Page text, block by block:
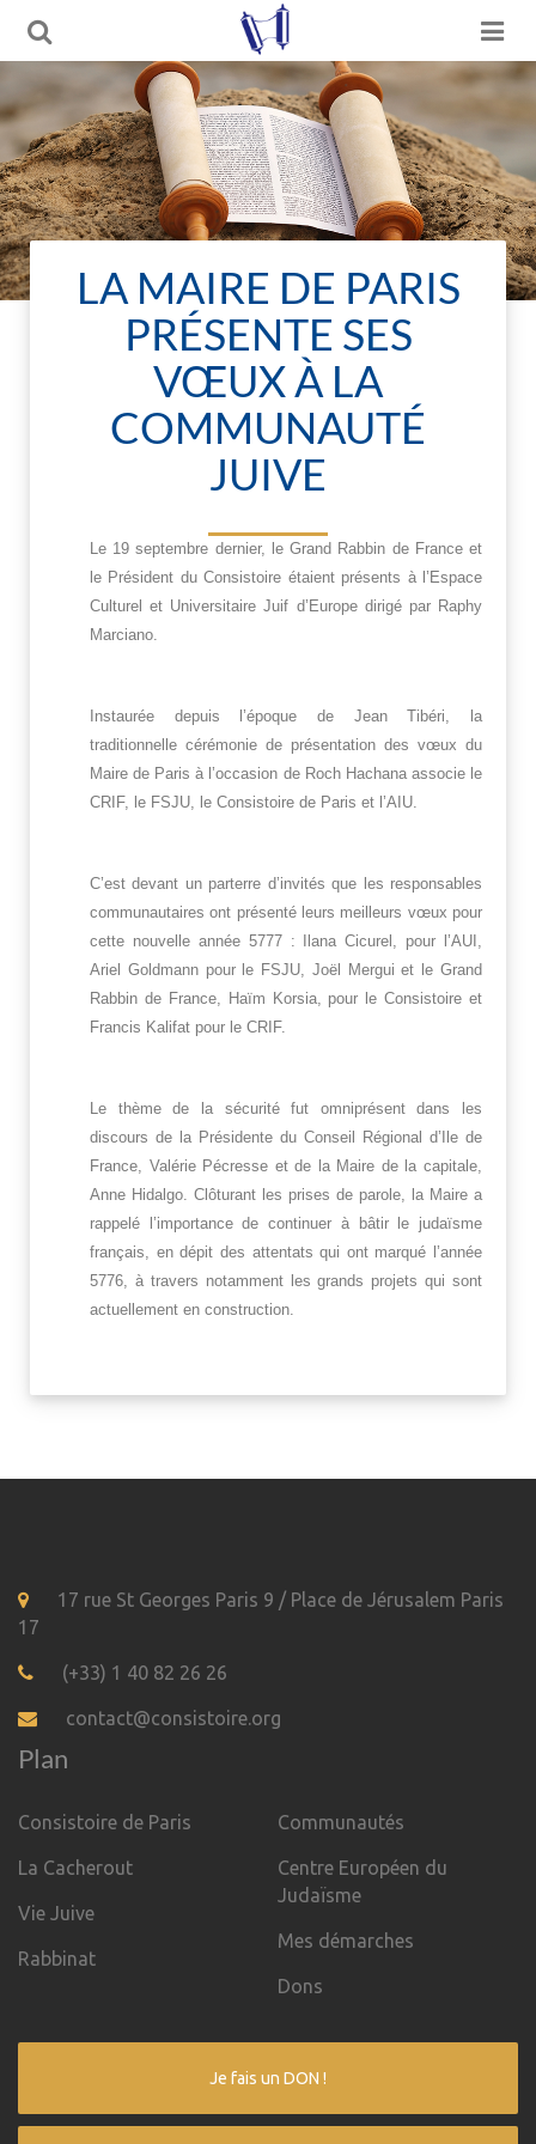
LA MAIRE DE PARIS
PRÉSENTE SES
VŒUX À LA
COMMUNAUTÉ
JUIVE
Le 19 septembre dernier, le Grand Rabbin de France et
le Président du Consistoire étaient présents à l’Espace
Culturel et Universitaire Juif d’Europe dirigé par Raphy
Marciano.
Instaurée depuis l’époque de Jean Tibéri, la
traditionnelle cérémonie de présentation des vœux du
Maire de Paris à l’occasion de Roch Hachana associe le
CRIF, le FSJU, le Consistoire de Paris et l’AIU.
C’est devant un parterre d’invités que les responsables
communautaires ont présenté leurs meilleurs vœux pour
cette nouvelle année 5777: I
lana Cicurel, pour l’AUI,
Ariel Goldmann pour le FSJU, Joël Merguiet leGrand
Rabbin de France, Haïm Korsia, pour le Consistoire et
Francis Kalifat pour le CRIF.
Le thème de la sécuritéfut omniprésent dans les
discours de la Présidente du Conseil Régional d’Ile de
France, Valérie Pécresse et de la Maire de la capitale,
Anne Hidalgo. Clôturant les prises de parole, la Maire a
rappelé l’importance de continuer à bâtir le judaïsme
français, en dépit des attentats qui ont marqué l’année
5776, à travers notamment
les grands projets qui sont
actuellement en construction.
17 rue St Georges Paris 9 / Place de Jérusalem Paris
17
(+33) 1 40 82 26 26
contact@consistoire.org
Plan
Consistoire de Paris
La Cacherout
Vie Juive
Rabbinat
Communautés
Centre Européen du
Judaïsme
Mes démarches
Dons
Je fais un DON !